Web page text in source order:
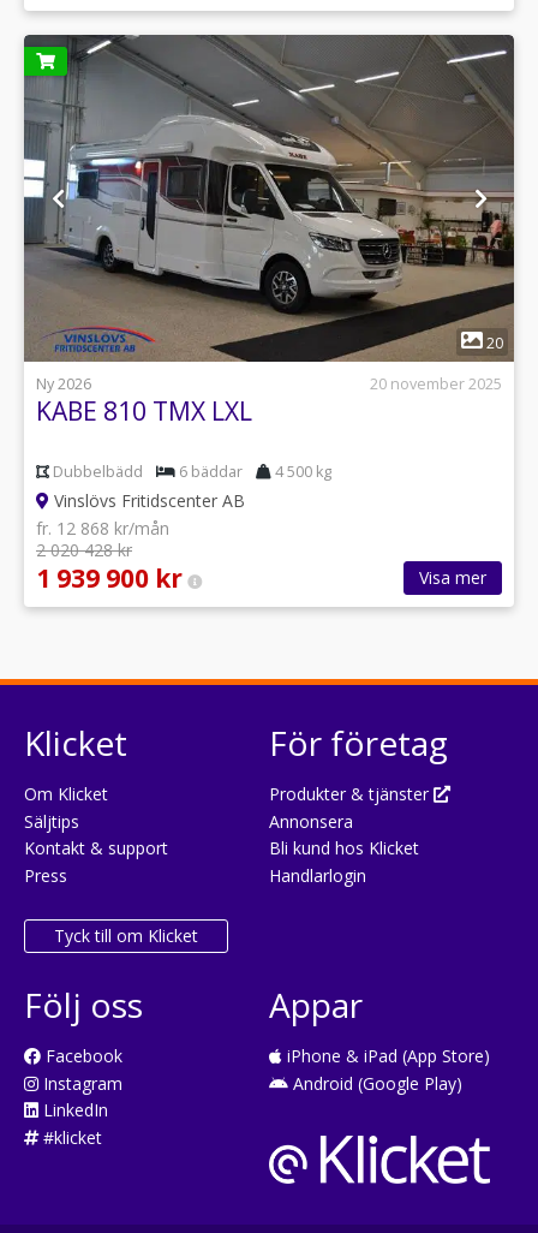
1
20
Ny 2026
20 november 2025
KABE 810 TMX LXL
Dubbelbädd 6 bäddar 4 500 kg
Vinslövs Fritidscenter AB
fr. 12 868 kr/mån
2 020 428 kr
1 939 900 kr Visa mer
Klicket
Om Klicket
Säljtips
Kontakt & support
Press
Tyck till om Klicket
För företag
Produkter & tjänster
Annonsera
Bli kund hos Klicket
Handlarlogin
Följ oss
Facebook
Instagram
LinkedIn
#klicket
Appar
iPhone & iPad (App Store)
Android (Google Play)